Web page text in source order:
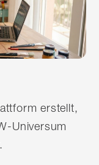
erstellt,
Universum